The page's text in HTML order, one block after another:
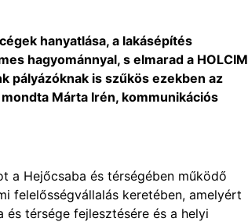
hanyatlása, a lakásépítés
hagyománnyal, s elmarad a HOLCIM
pályázóknak is szűkös ezekben az
Márta Irén, kommunikációs
a Hejőcsaba és térségében működő
felelősségvállalás keretében, amelyért
térsége fejlesztésére és a helyi